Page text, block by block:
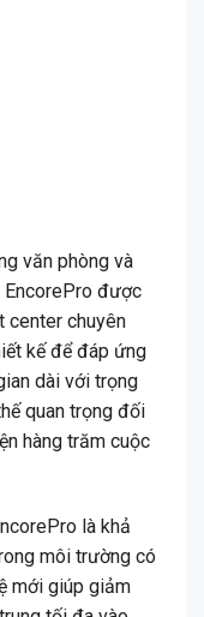
văn phòng và
EncorePro được
center chuyên
kế để đáp ứng
dài với trọng
quan trọng đối
hàng trăm cuộc
là khả
môi trường có
mới giúp giảm